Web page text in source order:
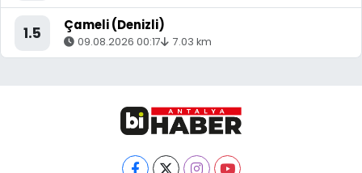
1.5 Çameli (Denizli)
09.08.2026 00:17 7.03 km